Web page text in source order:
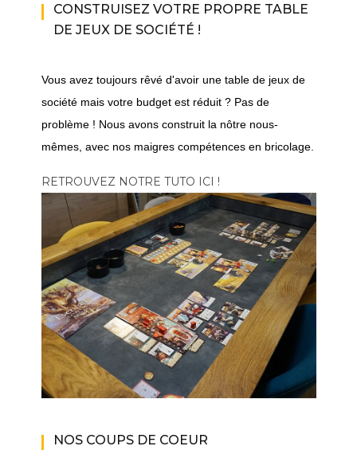
CONSTRUISEZ VOTRE PROPRE TABLE
DE JEUX DE SOCIÉTÉ !
Vous avez toujours rêvé d'avoir une table de jeux de
société mais votre budget est réduit ? Pas de
problème ! Nous avons construit la nôtre nous-
mêmes, avec nos maigres compétences en bricolage.
RETROUVEZ NOTRE TUTO ICI !
NOS COUPS DE COEUR